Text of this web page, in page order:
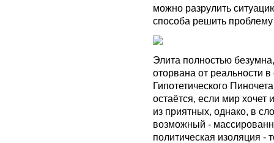
можно разрулить
способа решить
Элита полностью
оторвана от реальности
Гипотетического
остаётся, если мир
из приятных, однако, в
возможный -
политическая изоляция -